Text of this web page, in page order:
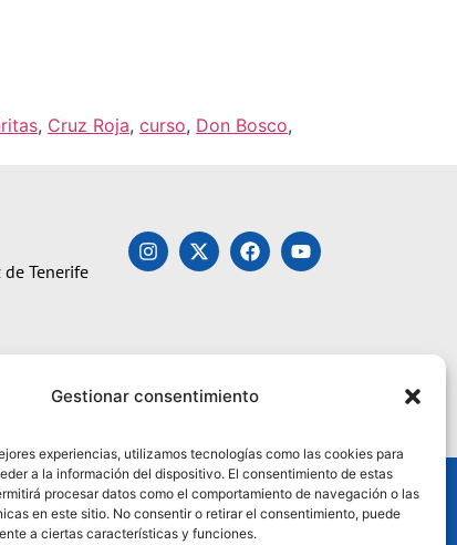
Gestionar consentimiento
experiencias, utilizamos tecnologías como las cookies para
a la información del dispositivo. El consentimiento de estas
procesar datos como el comportamiento de navegación o las
en este sitio. No consentir o retirar el consentimiento, puede
a ciertas características y funciones.
, Cruz Roja, curso, Don Bosco,
de Tenerife